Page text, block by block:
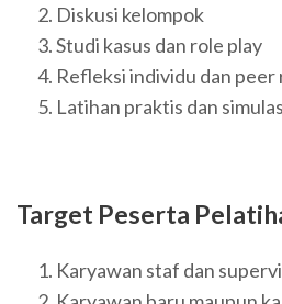
Diskusi kelompok
Studi kasus dan role play
Refleksi individu dan
Latihan praktis dan
Target Peserta
Karyawan staf dan